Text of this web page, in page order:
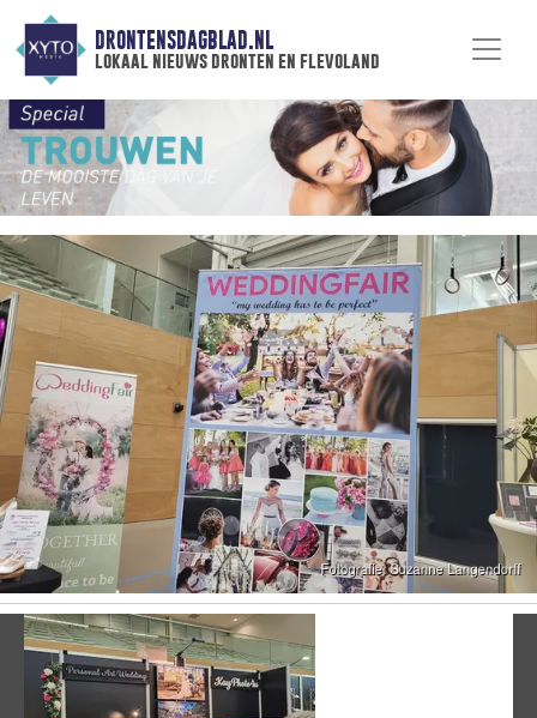
DRONTENSDAGBLAD.NL
lokaal nieuws dronten en flevoland